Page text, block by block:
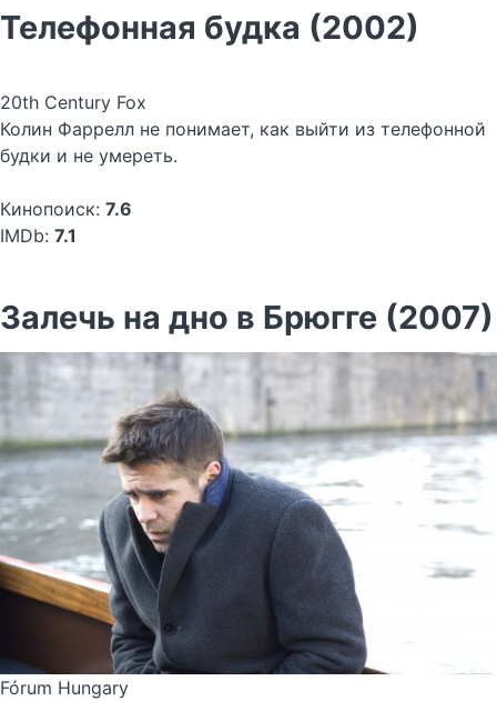
Телефонная будка (2002)
20th Century Fox
Колин Фаррелл не понимает, как выйти из телефонной
будки и не умереть.
Кинопоиск: 7.6
IMDb: 7.1
Залечь на дно в Брюгге (2007)
Fórum Hungary